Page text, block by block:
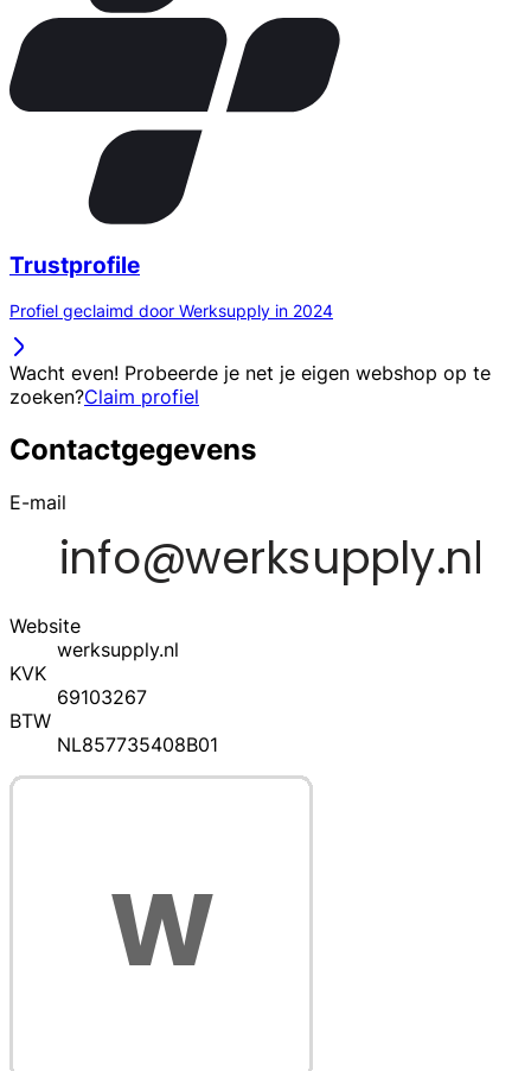
Trustprofile
Profiel geclaimd door Werksupply in 2024
Wacht even! Probeerde je net je eigen webshop op te
zoeken?Claim profiel
Contactgegevens
E-mail
Website
werksupply.nl
KVK
69103267
BTW
NL857735408B01